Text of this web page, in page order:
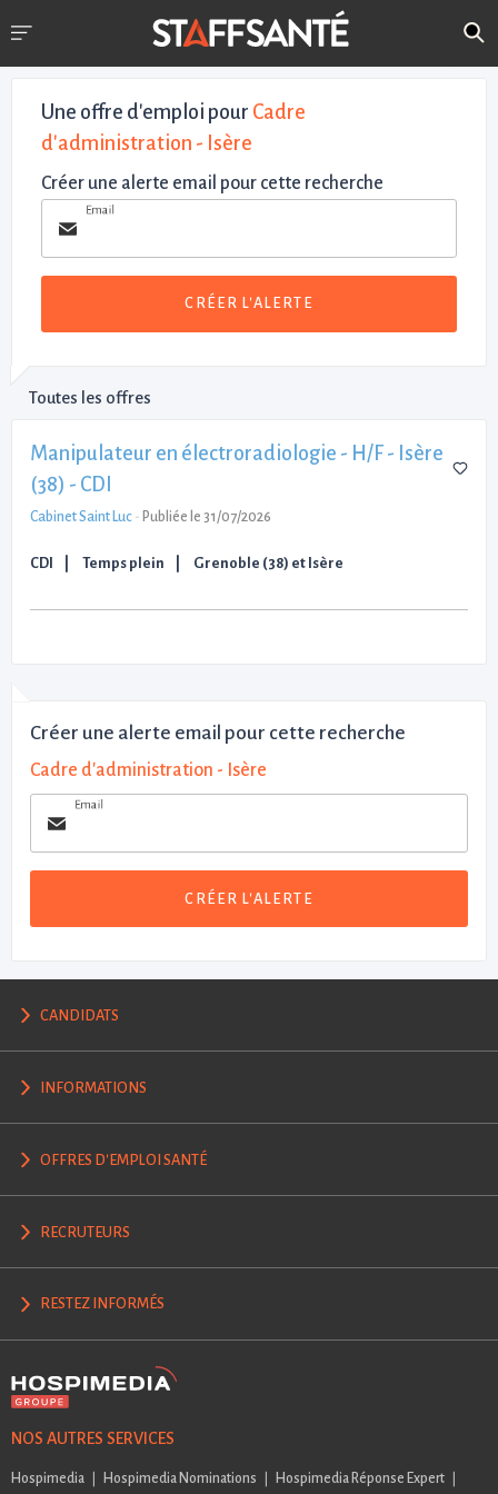
Une offre d'emploi pour Cadre
d'administration - Isère
Créer une alerte email pour cette recherche
Email
CRÉER L'ALERTE
Toutes les offres
Manipulateur en électroradiologie - H/F - Isère
(38) - CDI
Cabinet Saint Luc - Publiée le 31/07/2026
CDI Temps plein Grenoble (38) et Isère
Créer une alerte email pour cette recherche
Cadre d'administration - Isère
Email
CRÉER L'ALERTE
CANDIDATS
INFORMATIONS
OFFRES D'EMPLOI SANTÉ
RECRUTEURS
RESTEZ INFORMÉS
NOS AUTRES SERVICES
Hospimedia Hospimedia Nominations Hospimedia Réponse Expert